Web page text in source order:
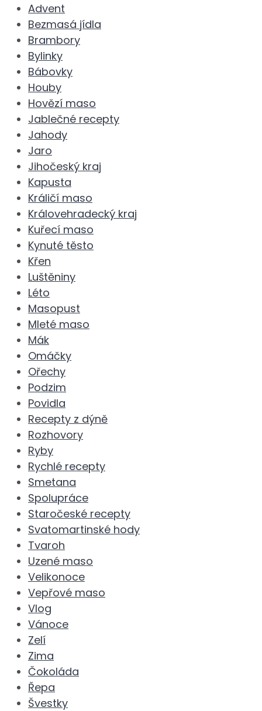
Advent
Bezmasá jídla
Brambory
Bylinky
Bábovky
Houby
Hovězí maso
Jablečné recepty
Jahody
Jaro
Jihočeský kraj
Kapusta
Králičí maso
Královehradecký kraj
Kuřecí maso
Kynuté těsto
Křen
Luštěniny
Léto
Masopust
Mleté maso
Mák
Omáčky
Ořechy
Podzim
Povidla
Recepty z dýně
Rozhovory
Ryby
Rychlé recepty
Smetana
Spolupráce
Staročeské recepty
Svatomartinské hody
Tvaroh
Uzené maso
Velikonoce
Vepřové maso
Vlog
Vánoce
Zelí
Zima
Čokoláda
Řepa
Švestky